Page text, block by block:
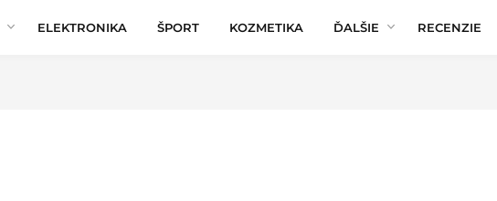
ELEKTRONIKA ŠPORT KOZMETIKA ĎALŠIE RECENZIE